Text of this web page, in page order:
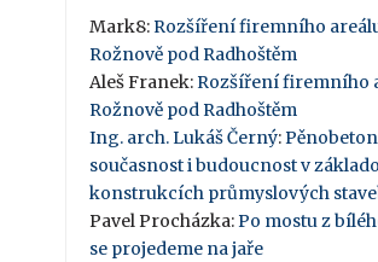
Mark8: Rozšíření firemního
Rožnově pod Radhoštěm
Aleš Franek: Rozšíření firemního
Rožnově pod Radhoštěm
Ing. arch. Lukáš Černý:
současnost i budoucnost v
konstrukcích průmyslových
Pavel Procházka: Po mostu z
se projedeme na jaře